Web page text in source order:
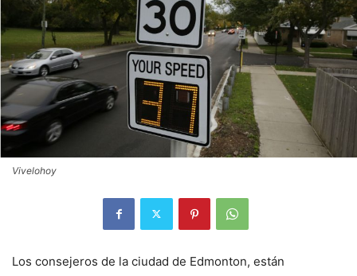
Vivelohoy
Los consejeros de la ciudad de Edmonton, están